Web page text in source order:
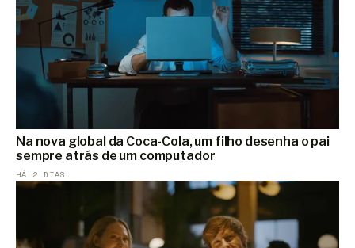
Na nova global da Coca-Cola, um filho desenha o pai
sempre atrás de um computador
HÁ 2 DIAS